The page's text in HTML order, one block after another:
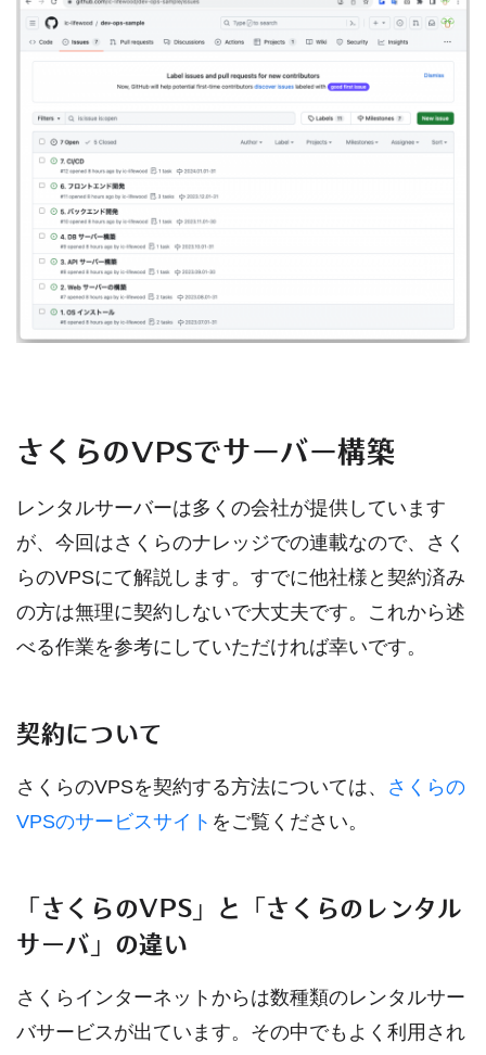
さくらのVPSでサーバー構築
レンタルサーバーは多くの会社が提供しています
が、今回はさくらのナレッジでの連載なので、さく
らのVPSにて解説します。すでに他社様と契約済み
の方は無理に契約しないで大丈夫です。これから述
べる作業を参考にしていただければ幸いです。
契約について
さくらのVPSを契約する方法については、 さくらの
VPSのサービスサイト をご覧ください。
「さくらのVPS」と「さくらのレンタル
サーバ」の違い
さくらインターネットからは数種類のレンタルサー
バサービスが出ています。その中でもよく利用され